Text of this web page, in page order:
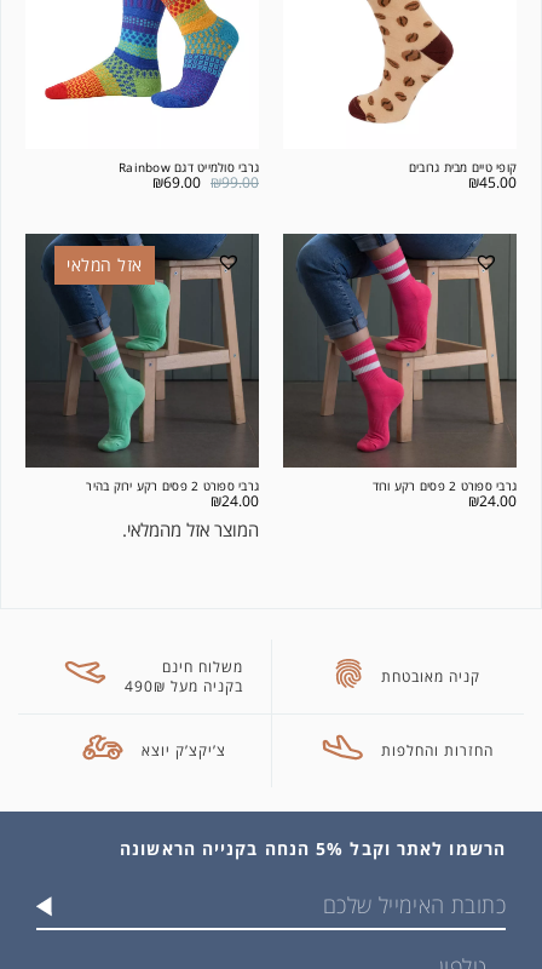
קופי טיים מבית גרובים
₪45.00
גרבי סולמייט דגם Rainbow
₪99.00
₪69.00
גרבי ספורט 2 פסים רקע ורוד
₪24.00
אזל המלאי
גרבי ספורט 2 פסים רקע ירוק בהיר
₪24.00
המוצר אזל מהמלאי.
קניה מאובטחת
משלוח חינם
בקניה מעל 490₪
החזרות והחלפות צ’יקצ’ק יוצא
הרשמו לאתר וקבל 5% הנחה בקנייה הראשונה